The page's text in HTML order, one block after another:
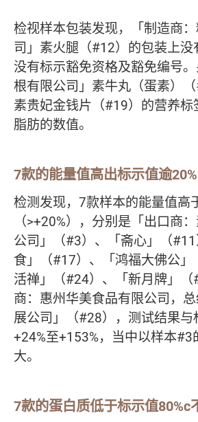
检视样本包装发现，「制造商
司」素火腿（#12）的包装上没
没有标示豁免资格及豁免编号
根有限公司」素牛丸（蛋素）（
素贵妃金钱片（#19）的营养
脂肪的数值。
7款的能量值高出标示值逾
检测发现，7款样本的能量值高
（>+20%），分别是「出口商
公司」（#3）、「斋心」（
食」（#17）、「鸿福大佛公
活禅」（#24）、「新月牌」
商：惠州华美食品有限公司，
展公司」（#28），测试结果与
+24%至+153%，当中以样本#3
大。
7款的蛋白质低于标示值80%c